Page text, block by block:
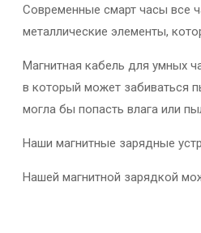
Современные смарт часы все
металлические элементы,
Магнитная кабель для умных
в который может забиваться
могла бы попасть влага или
Наши магнитные зарядные
Нашей магнитной зарядкой